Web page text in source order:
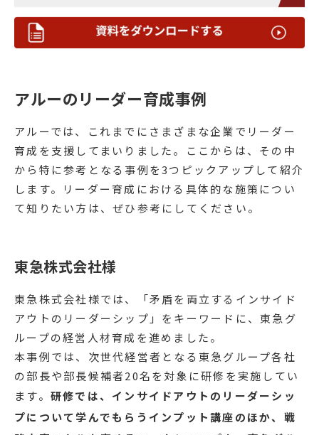
アルーのリーダー育成事例
アルーでは、これまでにさまざまな企業でリーダー
育成を支援してまいりました。ここからは、その中
から特に参考となる事例を3つピックアップして紹介
します。リーダー育成における具体的な施策につい
て知りたい方は、ぜひ参考にしてください。
東急株式会社様
東急株式会社様では、「矛盾を両立するインサイド
アウトのリーダーシップ」をキーワードに、東急グ
ループの経営人材育成を進めました。
本事例では、次世代経営者となる東急グループ各社
の部長や部長候補者20名を対象に研修を実施してい
ます。 研修では、インサイドアウトのリーダーシッ
プについて学んでもらうインプット講座のほか、戦